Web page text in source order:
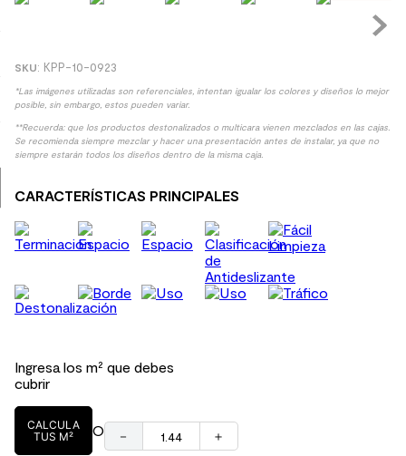
: KPP-10-0923
*Las imágenes utilizadas son referenciales, intentan igualar los colores y diseños lo mejor
posible, sin embargo, estos pueden variar.
**Recuerda: que los productos destonalizados o multicara vienen mezclados en las cajas.
Se recomienda siempre mezclar y hacer una presentación antes de instalar, ya que no
siempre estarán todos los diseños dentro de la misma caja.
CARACTERÍSTICAS PRINCIPALES
Ingresa los m² que debes
cubrir
CALCULA
TUS M²
O ＋
－